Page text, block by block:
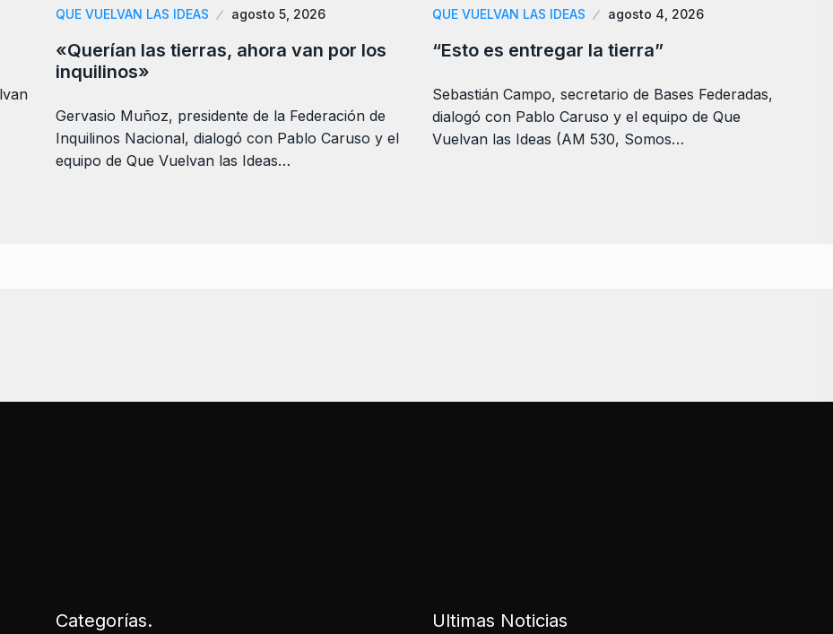
QUE VUELVAN LAS IDEAS agosto 5, 2026
«Querían las tierras, ahora van por los
inquilinos»
Gervasio Muñoz, presidente de la Federación de
Inquilinos Nacional, dialogó con Pablo Caruso y el
equipo de Que Vuelvan las Ideas…
QUE VUELVAN LAS IDEAS agosto 4, 2026
“Esto es entregar la tierra”
Sebastián Campo, secretario de Bases Federadas,
dialogó con Pablo Caruso y el equipo de Que
Vuelvan las Ideas (AM 530, Somos…
Categorías. Ultimas Noticias